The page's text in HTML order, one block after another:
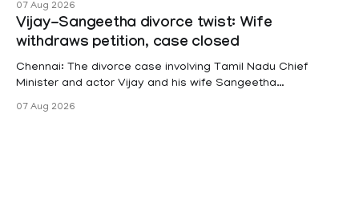
projects are eligible for paid medical leave following
hysterectomy surgery under the Kerala Service Rules
(KSR). The court noted that since essential benefits like
maternity
07 Aug 2026
Vijay-Sangeetha divorce twist: Wife
withdraws petition, case closed
Chennai: The divorce case involving Tamil Nadu Chief
Minister and actor Vijay and his wife Sangeetha
Sowrnalingam has taken a new turn after Sangeetha
07 Aug 2026